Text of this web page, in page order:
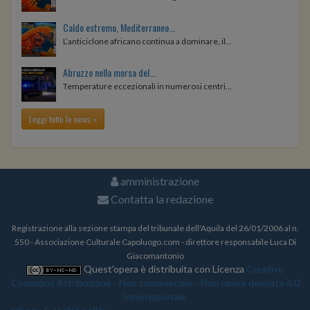
Caldo estremo, Mediterraneo...
L’anticiclone africano continua a dominare, il...
Abruzzo nella morsa del...
Temperature eccezionali in numerosi centri...
Leggi tutte le news »
amministrazione
Contatta la redazione
Registrazione alla sezione stampa del tribunale dell'Aquila del 26/01/2006 al n.
550 - Associazione Culturale Capoluogo.com - direttore responsabile Luca Di
Giacomantonio
Quest'opera è distribuita con Licenza Creative
Commons Attribuzione - Non commerciale - Non opere derivate 4.0
Internazionale.